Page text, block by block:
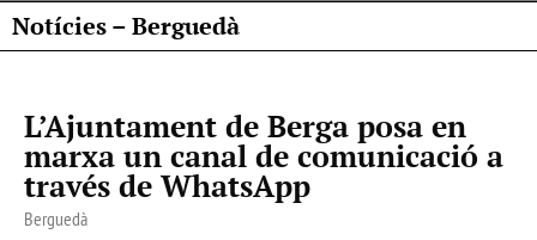
Notícies – Berguedà
L’Ajuntament de Berga posa en
marxa un canal de comunicació a
través de WhatsApp
Berguedà